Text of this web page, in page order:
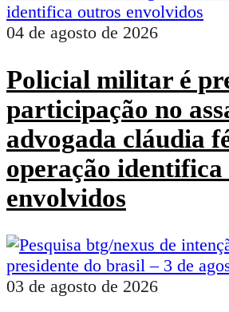
04 de agosto de 2026
Policial militar é
participação no
advogada cláudia
operação identifica
envolvidos
03 de agosto de 2026